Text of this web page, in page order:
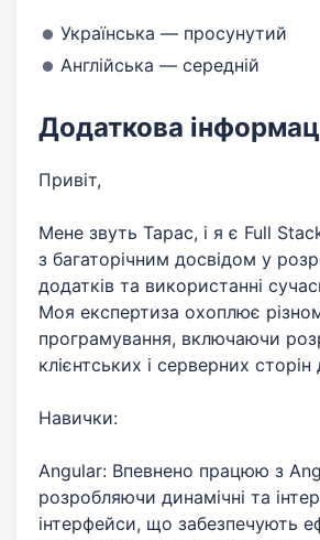
Українська — просунутий
Англійська — середній
Додаткова
Привіт,
Мене звуть Тарас, і я є Full
з багаторічним досвідом у
додатків та використанні
Моя експертиза охоплює
програмування, включаючи
клієнтських і серверних сторін
Навички:
Angular: Впевнено працюю з
розробляючи динамічні та
інтерфейси, що забезпечують